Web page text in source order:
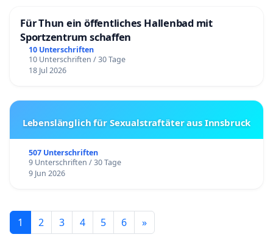
Für Thun ein öffentliches Hallenbad mit
Sportzentrum schaffen
10 Unterschriften
10 Unterschriften / 30 Tage
18 Jul 2026
Lebenslänglich für Sexualstraftäter aus Innsbruck
507 Unterschriften
9 Unterschriften / 30 Tage
9 Jun 2026
1 2 3 4 5 6 »